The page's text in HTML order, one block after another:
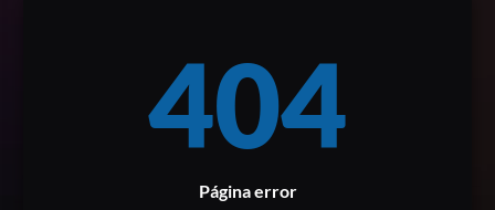
404
Página error